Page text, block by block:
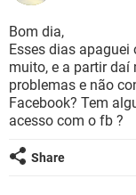
GUIA DE COMPRAS
INSTAGRAM
GUIA DE COMPRAS
CELULAR
OUTLOOK
INSTAGRAM
GUIA DE COMPRAS
JOGOS
CELULAR
OUTLOOK
GUIA DE COMPRAS
Bom dia,
Esses dias
muito, e a partir daí
problemas e não
Facebook? Tem
acesso com o fb ?
Share